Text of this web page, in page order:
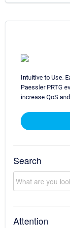
Intuitive to Use.
Paessler PRTG
increase QoS
Search
Attention